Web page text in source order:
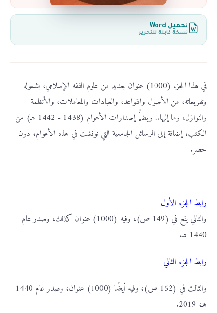
تحميل Word
نسخة قابلة للتحرير
في هذا الجزء (1000) عنوان جديد من علوم الفقه الإسلامي، بشموله
وتفريعاته، من الأصول والقواعد، والعبادات والمعاملات، والأنظمة
والنوازل، وما إليها.. ويضمُّ إصدارات الأعوام (1438 - 1442 هـ) من
الكتب، إضافة إلى الرسائل الجامعية التي نوقشت في هذه الأعوام، دون
حصر.
رابط الجزء الأول
والثاني يقع في (149 ص)، وفيه (1000) عنوان كذلك، وصدر عام
1440 هـ.
رابط الجزء الثاني
والثالث في (152 ص)، وفيه أيضًا (1000) عنوان، وصدر عام 1440
هـ، 2019.